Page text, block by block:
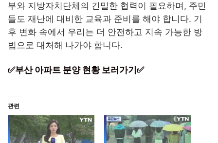
부와 지방자치단체의 긴밀한 협력이 필요하며, 주민
들도 재난에 대비한 교육과 준비를 해야 합니다. 기
후 변화 속에서 우리는 더 안전하고 지속 가능한 방
법으로 대처해 나가야 합니다.
✅부산 아파트 분양 현황 보러가기✅
관련